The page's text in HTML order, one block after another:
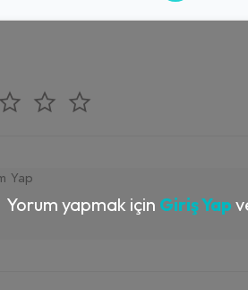
Yorum yapmak için Giriş Yap